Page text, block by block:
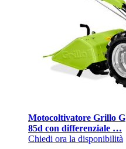
Motocoltivatore Grillo G
85d con differenziale …
Chiedi ora la disponibilità